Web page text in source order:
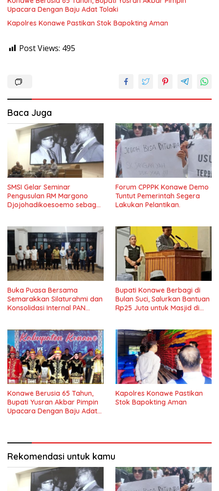
Upacara Dengan Baju Adat Tolaki
Kapolres Konawe Pastikan Stok Bapokting Aman
Post Views: 495
Baca Juga
SMSI Gelar Seminar
Pengusulan RM Margono
Djojohadikoesoemo sebagai
Forum CPPPK Konawe Demo
Tuntut Pemerintah Segera
Lakukan Pelantikan.
Buka Puasa Bersama
Semarakkan Silaturahmi dan
Konsolidasi Internal PAN
Bupati Konawe Berbagi di
Bulan Suci, Salurkan Bantuan
Rp25 Juta untuk Masjid di
Konawe Berusia 65 Tahun,
Bupati Yusran Akbar Pimpin
Upacara Dengan Baju Adat
Kapolres Konawe Pastikan
Stok Bapokting Aman
Rekomendasi untuk kamu